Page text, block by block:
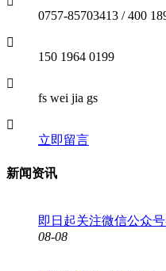
0757-85703413 / 400
150 1964 0199
fs wei jia gs
立即留言
新闻资讯
即日起关注微信公众
08-08